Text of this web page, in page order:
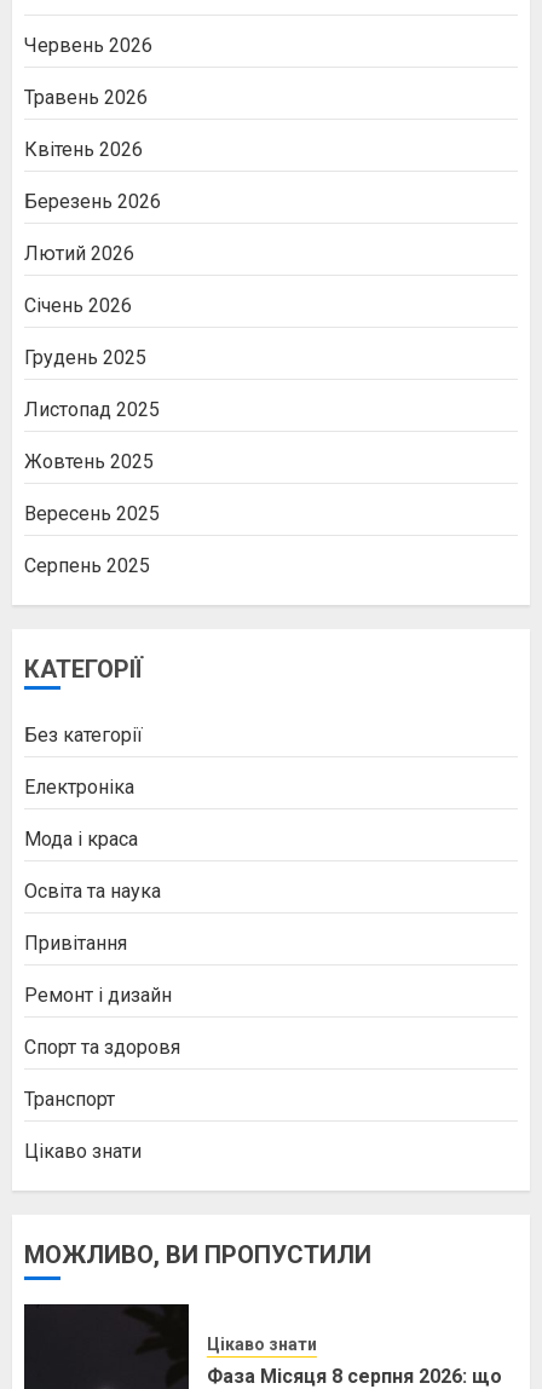
Червень 2026
Травень 2026
Квітень 2026
Березень 2026
Лютий 2026
Січень 2026
Грудень 2025
Листопад 2025
Жовтень 2025
Вересень 2025
Серпень 2025
КАТЕГОРІЇ
Без категорії
Електроніка
Мода і краса
Освіта та наука
Привітання
Ремонт і дизайн
Спорт та здоровя
Транспорт
Цікаво знати
МОЖЛИВО, ВИ ПРОПУСТИЛИ
Цікаво знати
Фаза Місяця 8 серпня 2026: що